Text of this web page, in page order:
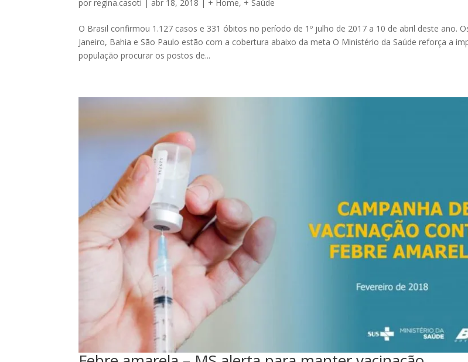
porregina.casoti | abr 18, 2018 | + Home, + Saúde
O Brasil confirmou 1.127 casos e 331 óbitos no período de 1º julho de 2017 a 10 de abril deste ano.
Janeiro, Bahia e São Paulo estão com a cobertura abaixo da meta O Ministério da Saúde reforça a
população procurar os postos de...